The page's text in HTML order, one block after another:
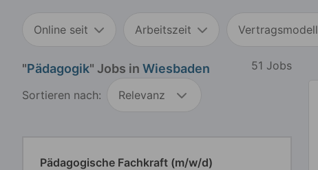
Online seit Arbeitszeit Vertragsmodell
"Pädagogik" Jobs in Wiesbaden 51 Jobs
Sortieren nach: Relevanz
Pädagogische Fachkraft (m/w/d)